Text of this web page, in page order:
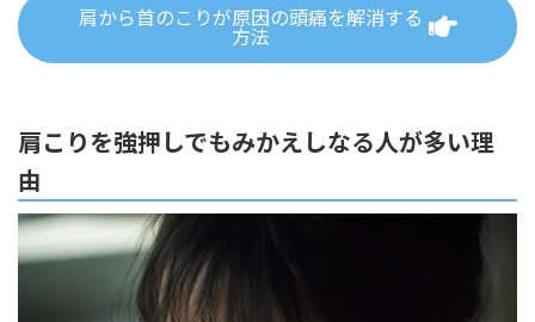
肩から首のこりが原因の頭痛を解消する
方法
肩こりを強押しでもみかえしなる人が多い理
由